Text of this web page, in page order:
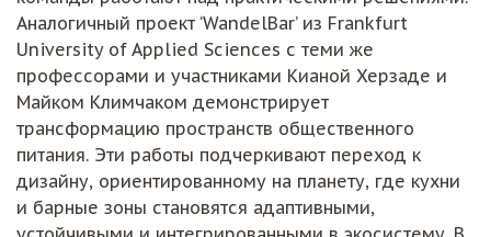
Аналогичный проект ‘WandelBar’ из Frankfurt
University of Applied Sciences с теми же
профессорами и участниками Кианой Херзаде и
Майком Климчаком демонстрирует
трансформацию пространств общественного
питания. Эти работы подчеркивают переход к
дизайну, ориентированному на планету, где кухни
и барные зоны становятся адаптивными,